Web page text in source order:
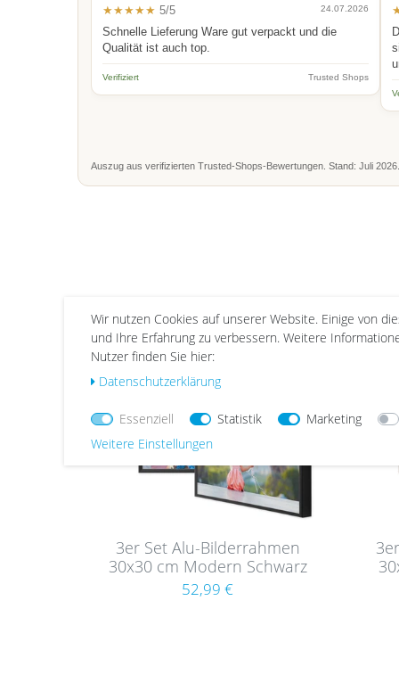
★★★★★ 5/5 24.07.2026
Schnelle Lieferung Ware gut verpackt und die
Qualität ist auch top.
Verifiziert Trusted Shops
Auszug aus verifizierten Trusted-Shops-Bewertungen. Stand: Juli 2026.
Wu
nsc
hlist
e
3er Set Alu-Bilderrahmen
30x30 cm Modern Schwarz
Aluminium-Rahmen
52,99 €
Wu
Wir nutzen Cookies auf unserer Website. Einige von
und Ihre Erfahrung zu verbessern. Weitere
Nutzer finden Sie hier:
Daten­schutz­erklärung
Essenziell Statistik Marketing
Weitere Einstellungen